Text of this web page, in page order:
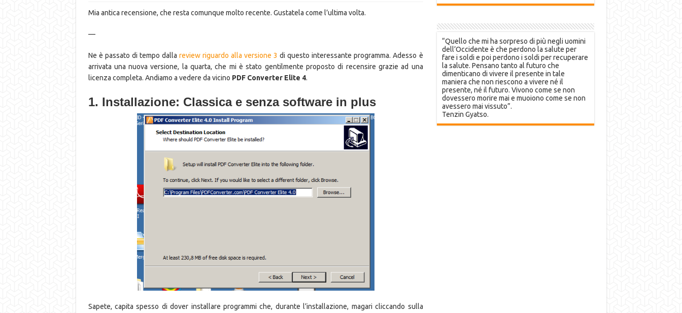
Mia antica recensione, che resta comunque molto recente. Gustatela come l’ultima volta.
—
Ne è passato di tempo dalla review riguardo alla versione 3 di questo interessante programma. Adesso è
arrivata una nuova versione, la quarta, che mi è stato gentilmente proposto di recensire grazie ad una
licenza completa. Andiamo a vedere da vicino PDF Converter Elite 4.
1. Installazione: Classica e senza software in plus
Sapete, capita spesso di dover installare programmi che, durante l’installazione, magari cliccando sulla
“Quello che mi ha sorpreso di più negli uomini
dell’Occidente è che perdono la salute per
fare i soldi e poi perdono i soldi per recuperare
la salute. Pensano tanto al futuro che
dimenticano di vivere il presente in tale
maniera che non riescono a vivere né il
presente, né il futuro. Vivono come se non
dovessero morire mai e muoiono come se non
avessero mai vissuto”.
Tenzin Gyatso.